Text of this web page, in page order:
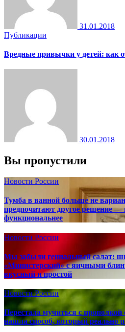
31.01.2018
Публикации
Вредные привычки у детей: как
30.01.2018
Вы пропустили
Новости России
Тумба в ванной больше не
предпочитают другое решение —
функциональнее
Новости России
Мы забыли гениальный салат:
«Министерский» с яичными
вкусный и простой
Новости России
Перестала мучиться с прополкой
нашла способ, который реально